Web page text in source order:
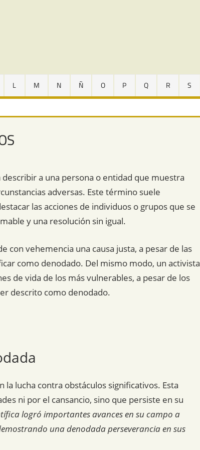
L M N Ñ O P Q R S
a una persona o entidad que muestra
adversas. Este término suele
las acciones de individuos o grupos que se
y una resolución sin igual.
con vehemencia una causa justa, a pesar de las
como denodado. Del mismo modo, un activista
de vida de los más vulnerables, a pesar de los
descrito como denodado.
lucha contra obstáculos significativos. Esta
ni por el cansancio, sino que persiste en su
logró importantes avances en su campo a
una denodada perseverancia en sus